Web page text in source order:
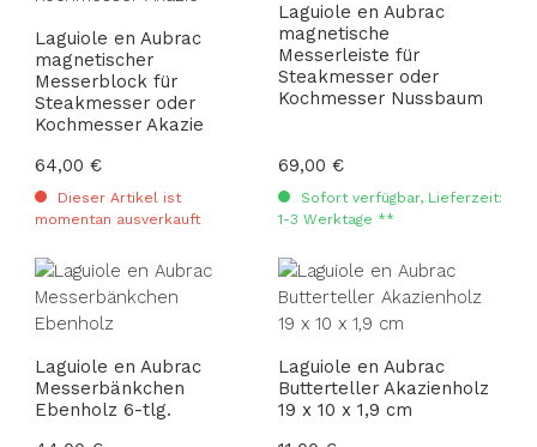
Laguiole en Aubrac
magnetischer
Messerblock für
Steakmesser oder
Kochmesser Akazie
Regulärer Preis:
64,00 €
Dieser Artikel ist
momentan ausverkauft
Laguiole en Aubrac
magnetische
Messerleiste für
Steakmesser oder
Kochmesser Nussbaum
Regulärer Preis:
69,00 €
Sofort verfügbar, Lieferzeit:
1-3 Werktage **
Laguiole en Aubrac
Messerbänkchen
Ebenholz 6-tlg.
Laguiole en Aubrac
Butterteller Akazienholz
19 x 10 x 1,9 cm